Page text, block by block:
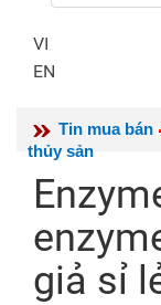
VI
EN
Tin mua bán
thủy sản
giả sỉ